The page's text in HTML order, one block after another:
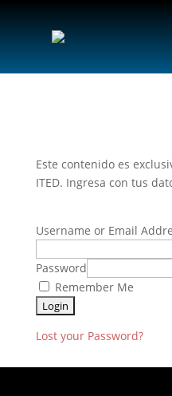
Este contenido es
ITED. Ingresa con tus
Username or Email
Password
Remember Me
Lost your Password?